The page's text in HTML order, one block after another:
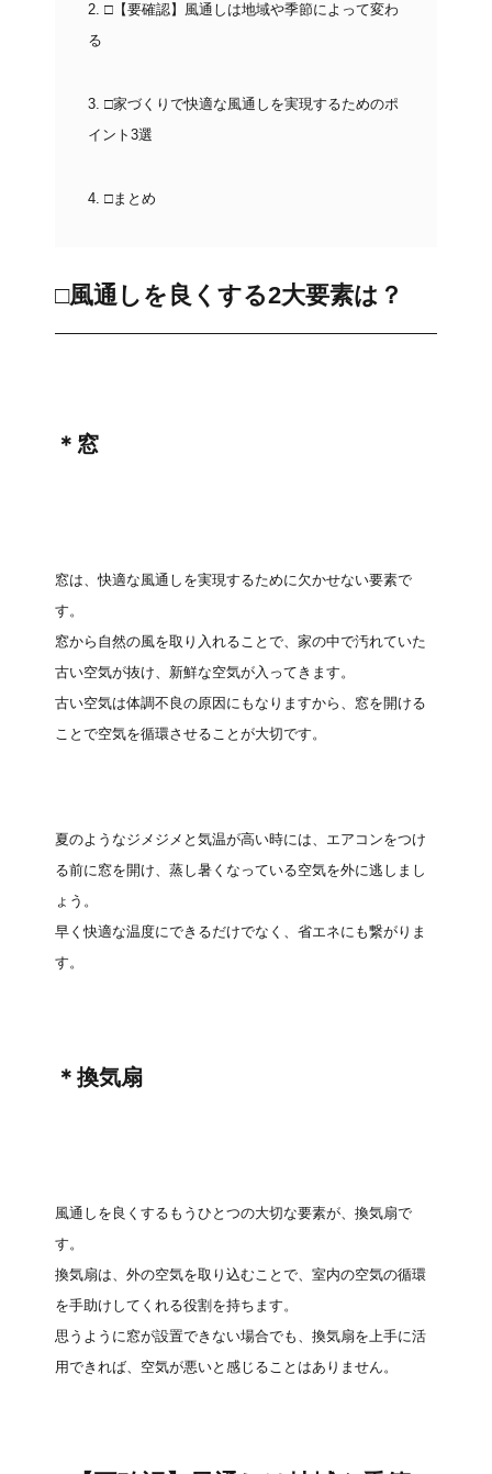
2. □【要確認】風通しは地域や季節によって変わ
る
3. □家づくりで快適な風通しを実現するためのポ
イント3選
4. □まとめ
□風通しを良くする2大要素は？
＊窓
窓は、快適な風通しを実現するために欠かせない要素で
す。
窓から自然の風を取り入れることで、家の中で汚れていた
古い空気が抜け、新鮮な空気が入ってきます。
古い空気は体調不良の原因にもなりますから、窓を開ける
ことで空気を循環させることが大切です。
夏のようなジメジメと気温が高い時には、エアコンをつけ
る前に窓を開け、蒸し暑くなっている空気を外に逃しまし
ょう。
早く快適な温度にできるだけでなく、省エネにも繋がりま
す。
＊換気扇
風通しを良くするもうひとつの大切な要素が、換気扇で
す。
換気扇は、外の空気を取り込むことで、室内の空気の循環
を手助けしてくれる役割を持ちます。
思うように窓が設置できない場合でも、換気扇を上手に活
用できれば、空気が悪いと感じることはありません。